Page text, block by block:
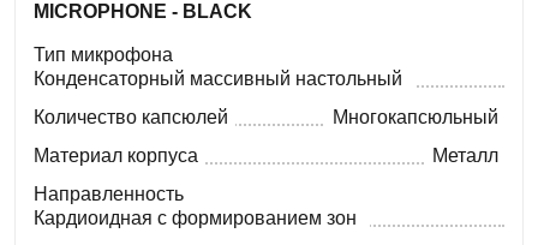
MICROPHONE - BLACK
Тип микрофона
Конденсаторный массивный настольный
Количество капсюлей
Многокапсюльный
Материал корпуса
Металл
Направленность
Кардиоидная с формированием зон